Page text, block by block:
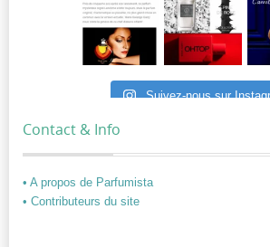
Suivez-nous sur
Contact & Info
• A propos de Parfumista
• Contributeurs du site